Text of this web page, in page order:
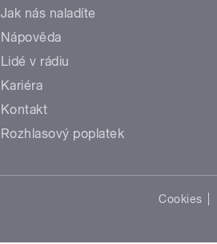
Jak nás naladíte
Nápověda
Lidé v rádiu
Kariéra
Kontakt
Rozhlasový poplatek
Cookies